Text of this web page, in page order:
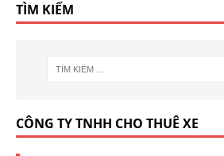
TÌM KIẾM
CÔNG TY TNHH CHO THUÊ XE